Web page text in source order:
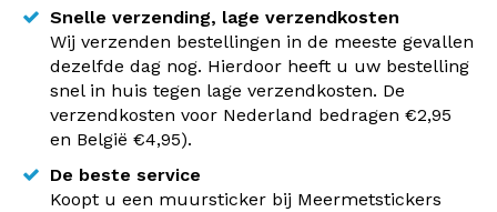
Snelle verzending, lage verzendkosten
Wij verzenden bestellingen in de meeste gevallen
dezelfde dag nog. Hierdoor heeft u uw bestelling
snel in huis tegen lage verzendkosten. De
verzendkosten voor Nederland bedragen €2,95
en België €4,95).
De beste service
Koopt u een muursticker bij Meermetstickers